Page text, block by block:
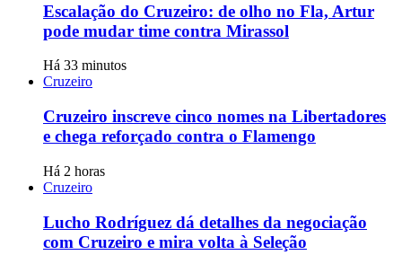
Escalação do Cruzeiro: de olho no Fla, Artur
pode mudar time contra Mirassol
Há 33 minutos
Cruzeiro
Cruzeiro inscreve cinco nomes na Libertadores
e chega reforçado contra o Flamengo
Há 2 horas
Cruzeiro
Lucho Rodríguez dá detalhes da negociação
com Cruzeiro e mira volta à Seleção